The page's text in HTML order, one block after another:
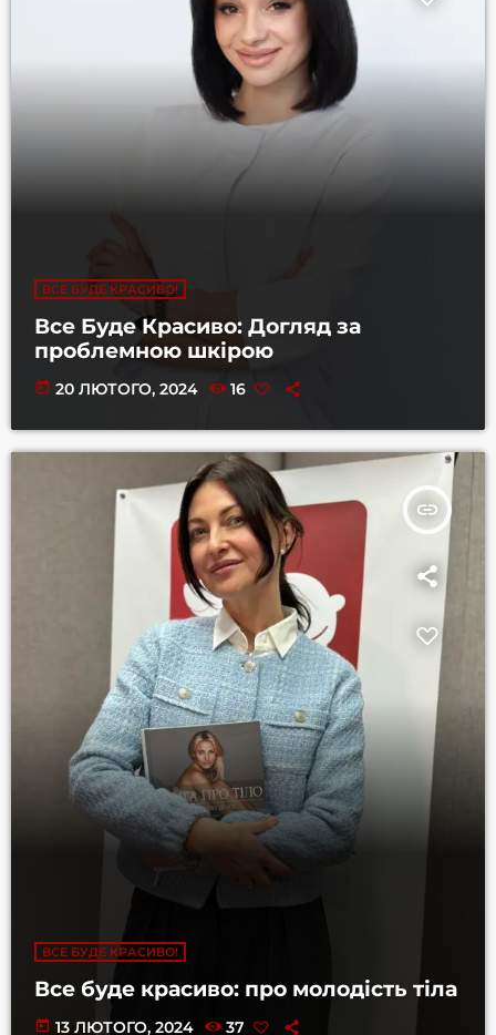
ВСЕ БУДЕ КРАСИВО!
Все Буде Красиво: Догляд за
проблемною шкірою
today 20 ЛЮТОГО, 2024 16
insert_link
ВСЕ БУДЕ КРАСИВО!
Все буде красиво: про молодість тіла
today 13 ЛЮТОГО, 2024 37